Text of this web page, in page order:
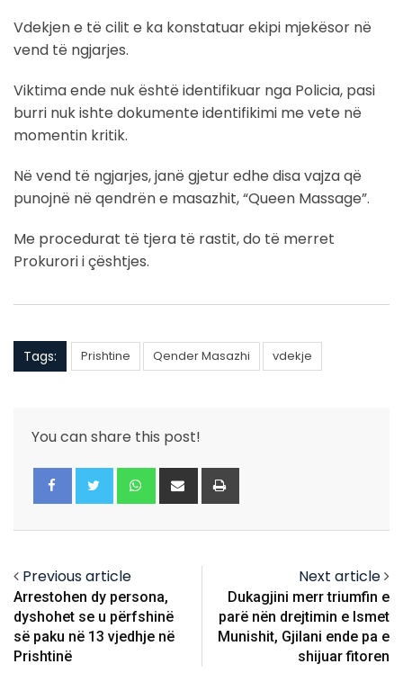
Vdekjen e të cilit e ka konstatuar ekipi mjekësor në
vend të ngjarjes.
Viktima ende nuk është identifikuar nga Policia, pasi
burri nuk ishte dokumente identifikimi me vete në
momentin kritik.
Në vend të ngjarjes, janë gjetur edhe disa vajza që
punojnë në qendrën e masazhit, “Queen Massage”.
Me procedurat të tjera të rastit, do të merret
Prokurori i çështjes.
Tags: Prishtine Qender Masazhi vdekje
You can share this post!
Whatsapp
Share
via
Previous article
Arrestohen dy persona,
dyshohet se u përfshinë
së paku në 13 vjedhje në
Prishtinë
Next article
Dukagjini merr triumfin e
parë nën drejtimin e Ismet
Munishit, Gjilani ende pa e
shijuar fitoren